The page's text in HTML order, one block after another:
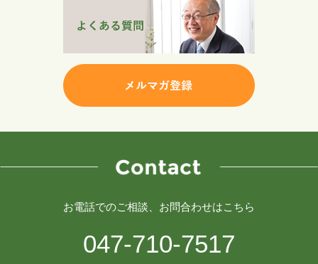
お電話でのご相談、お問合わせはこちら
047-710-7517